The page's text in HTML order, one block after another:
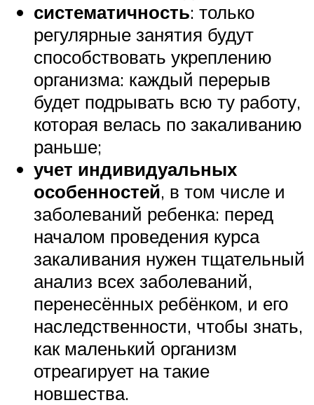
систематичность: только
регулярные занятия будут
способствовать укреплению
организма: каждый перерыв
будет подрывать всю ту работу,
которая велась по закаливанию
раньше;
учет индивидуальных
особенностей, в том числе и
заболеваний ребенка: перед
началом проведения курса
закаливания нужен тщательный
анализ всех заболеваний,
перенесённых ребёнком, и его
наследственности, чтобы знать,
как маленький организм
отреагирует на такие
новшества.